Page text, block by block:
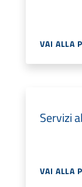
VAI ALLA
Servizi
VAI ALLA